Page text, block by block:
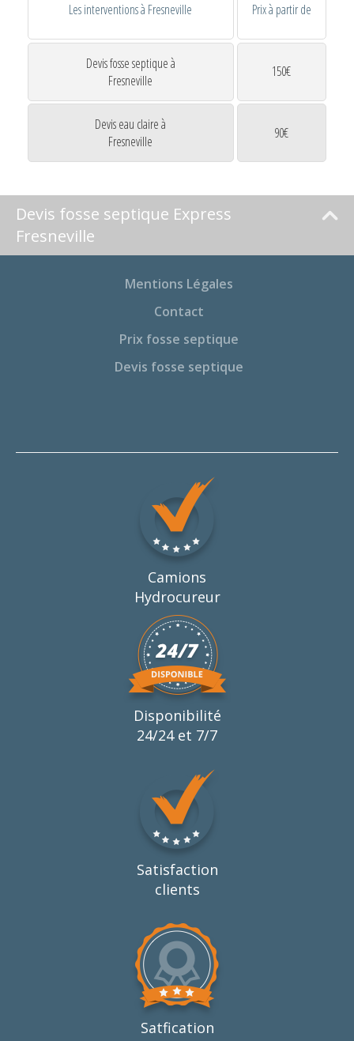
Les interventions à Fresneville Prix à partir de
Devis fosse septique à
Fresneville
150€
Devis eau claire à
Fresneville
90€
Devis fosse septique Express
Fresneville
Mentions Légales
Contact
Prix fosse septique
Devis fosse septique
Camions
Hydrocureur
Disponibilité
24/24 et 7/7
Satisfaction
clients
Satfication